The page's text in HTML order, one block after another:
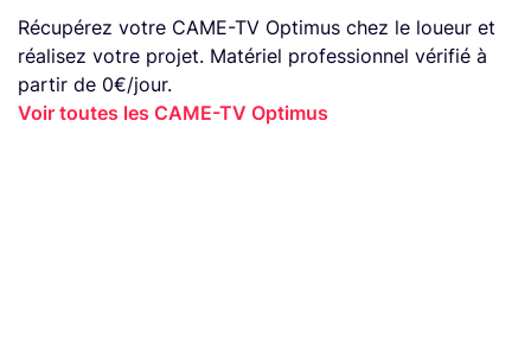
Récupérez votre CAME-TV Optimus chez le loueur et
réalisez votre projet. Matériel professionnel vérifié à
partir de 0€/jour.
Voir toutes les CAME-TV Optimus